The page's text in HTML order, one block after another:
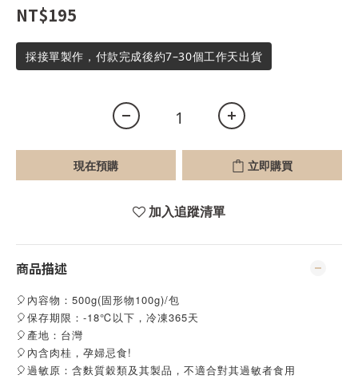
NT$195
採接單製作，付款完成後約7–30個工作天出貨
現在預購 立即購買
加入追蹤清單
商品描述
🎈內容物：500g(固形物100g)/包
🎈保存期限：-18℃以下，冷凍365天
🎈產地：台灣
🎈內含肉桂，孕婦忌食!
🎈過敏原：含麩質穀類及其製品，不適合對其過敏者食用